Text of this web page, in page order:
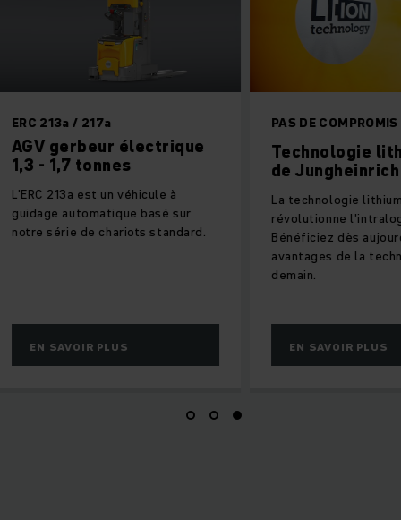
électrique
un véhicule à
basé sur
standard.
PAS DE COMPROMIS
Technologie lithium-ion
de Jungheinrich
La technologie lithium-ion
révolutionne l'intralogistique.
Bénéficiez dès aujourd'hui des
avantages de la technologie de
EN SAVOIR PLUS